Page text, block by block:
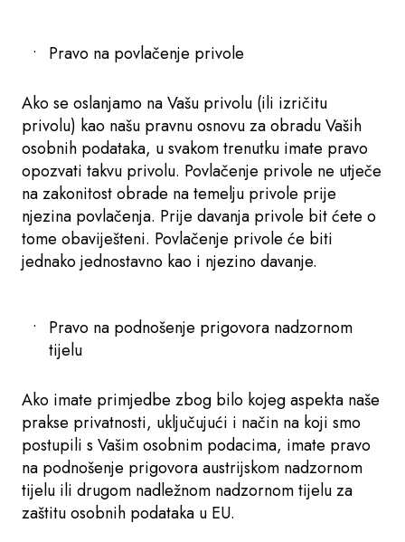
Pravo na povlačenje privole
Ako se oslanjamo na Vašu privolu (ili izričitu
privolu) kao našu pravnu osnovu za obradu Vaših
osobnih podataka, u svakom trenutku imate pravo
opozvati takvu privolu. Povlačenje privole ne utječe
na zakonitost obrade na temelju privole prije
njezina povlačenja. Prije davanja privole bit ćete o
tome obaviješteni. Povlačenje privole će biti
jednako jednostavno kao i njezino davanje.
Pravo na podnošenje prigovora nadzornom
tijelu
Ako imate primjedbe zbog bilo kojeg aspekta naše
prakse privatnosti, uključujući i način na koji smo
postupili s Vašim osobnim podacima, imate pravo
na podnošenje prigovora austrijskom nadzornom
tijelu ili drugom nadležnom nadzornom tijelu za
zaštitu osobnih podataka u EU.